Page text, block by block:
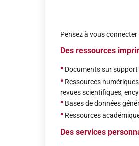
Pensez à vous connecter
Des ressources
• Documents sur support
• Ressources
revues scientifiques,
• Bases de données
• Ressources
Des services